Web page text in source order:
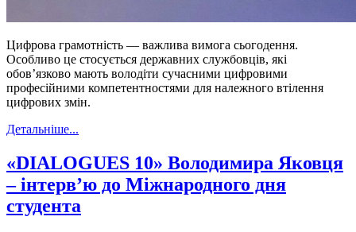
Цифрова грамотність — важлива вимога сьогодення.
Особливо це стосується державних службовців, які
обов’язково мають володіти сучасними цифровими
професійними компетентностями для належного втілення
цифрових змін.
Детальніше...
«DIALOGUES 10» Володимира Яковця
– інтерв’ю до Міжнародного дня
студента